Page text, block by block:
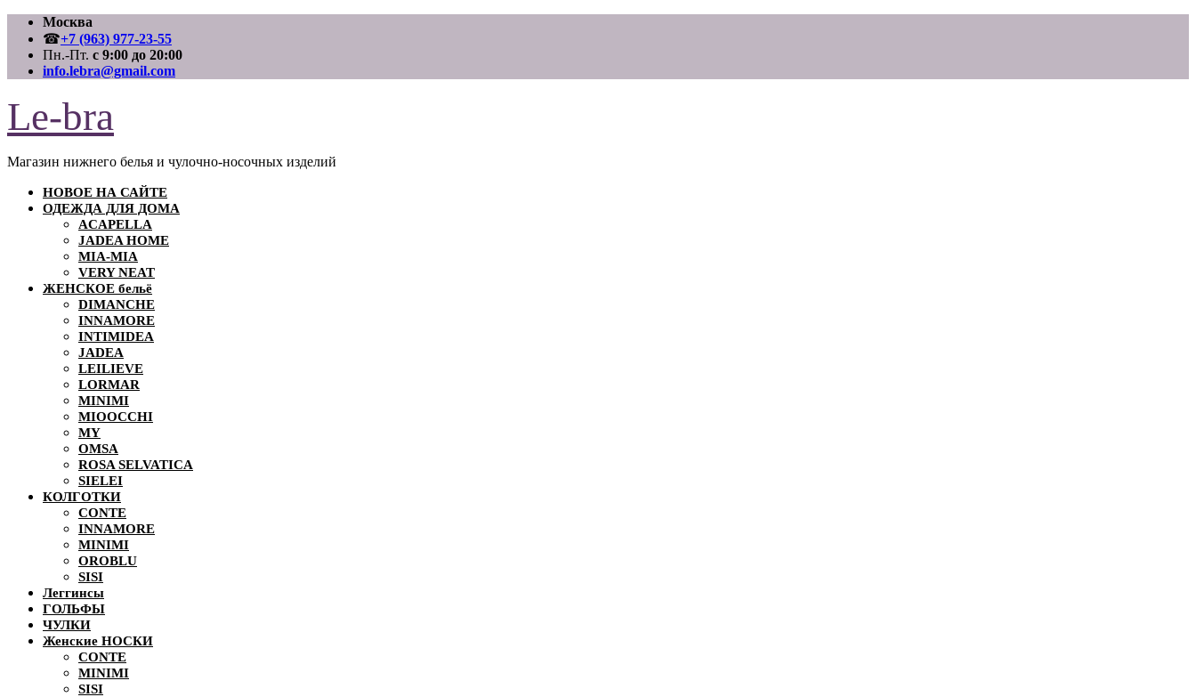
Перейти
содержимому
Москва
☎+7 (963) 977-23-55
Пн.-Пт. с 9:00 до 20:00
info.lebra@gmail.com
Le-bra
Магазин нижнего белья и чулочно-носочных изделий
НОВОЕ НА САЙТЕ
ОДЕЖДА ДЛЯ ДОМА
ACAPELLA
JADEA HOME
MIA-MIA
VERY NEAT
ЖЕНСКОЕ бельё
DIMANCHE
INNAMORE
INTIMIDEA
JADEA
LEILIEVE
LORMAR
MINIMI
MIOOCCHI
MY
OMSA
ROSA SELVATICA
SIELEI
КОЛГОТКИ
CONTE
INNAMORE
MINIMI
OROBLU
SISI
Леггинсы
ГОЛЬФЫ
ЧУЛКИ
Женские НОСКИ
CONTE
MINIMI
SISI